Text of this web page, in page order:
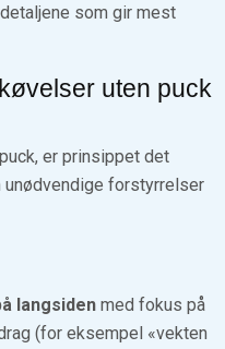
som gir mest
uten puck
er prinsippet det
unødvendige forstyrrelser
langsiden med fokus på
(for eksempel «vekten